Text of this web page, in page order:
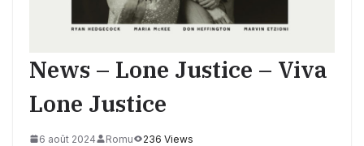
News – Lone Justice – Viva
Lone Justice
6 août 2024 Romu 236 Views